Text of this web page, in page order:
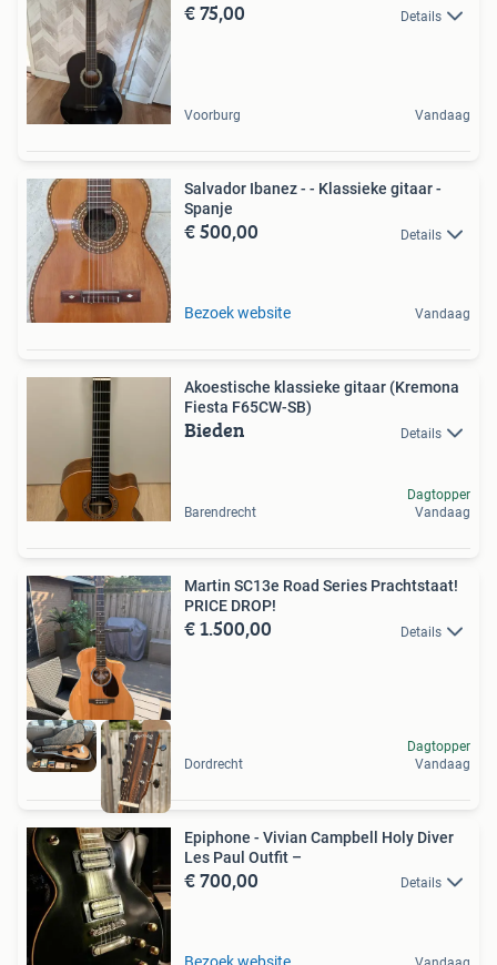
€ 75,00 Details
Voorburg Vandaag
Salvador Ibanez - - Klassieke gitaar -
Spanje
€ 500,00 Details
Bezoek website Vandaag
Akoestische klassieke gitaar (Kremona
Fiesta F65CW-SB)
Bieden Details
Barendrecht
Dagtopper
Vandaag
Martin SC13e Road Series Prachtstaat!
PRICE DROP!
€ 1.500,00 Details
Dordrecht
Dagtopper
Vandaag
Epiphone - Vivian Campbell Holy Diver
Les Paul Outfit –
€ 700,00 Details
Bezoek website